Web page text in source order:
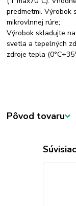
predmetmi. Výrobok
mikrovlnnej rúre;
Výrobok skladujte
svetla a tepelných
zdroje tepla
Pôvod tovaru